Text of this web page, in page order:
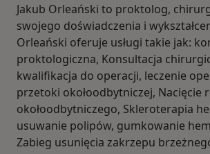
Jakub Orleański to proktolog,
swojego doświadczenia i
Orleański oferuje usługi takie jak:
proktologiczna, Konsultacja
kwalifikacja do operacji, leczenie
przetoki okołoodbytniczej, Nacięcie
okołoodbytniczego, Skleroterapia
usuwanie polipów, gumkowanie
Zabieg usunięcia zakrzepu